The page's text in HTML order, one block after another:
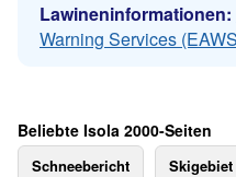
Lawineninformationen:
Warning Services
Beliebte Isola 2000-Seiten
Schneebericht